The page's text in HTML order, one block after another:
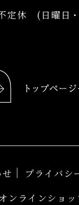
休 (日曜日・
プライバシ
オンラインショ